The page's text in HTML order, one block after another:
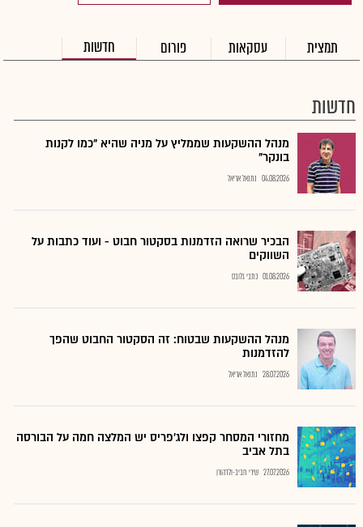
תמצית עסקאות פורום חדשות
חדשות
מנהל ההשקעות שממליץ על מניה שהיא "כמו לקנות
בונקר"
04.08.2026 נתנאל אריאל
הבכיר שרואה הזדמנות בסקטור חבוט - ועוד כתבות על
השווקים
01.08.2026 כתבי גלובס
מנהל ההשקעות שבטוח: זה הסקטור החבוט שהפך
להזדמנות
28.07.2026 נתנאל אריאל
מחזורי המסחר קפצו ולג'פריס יש המלצה חמה על הבורסה
בתל אביב
27.07.2026 שירי חביב-ולדהורן